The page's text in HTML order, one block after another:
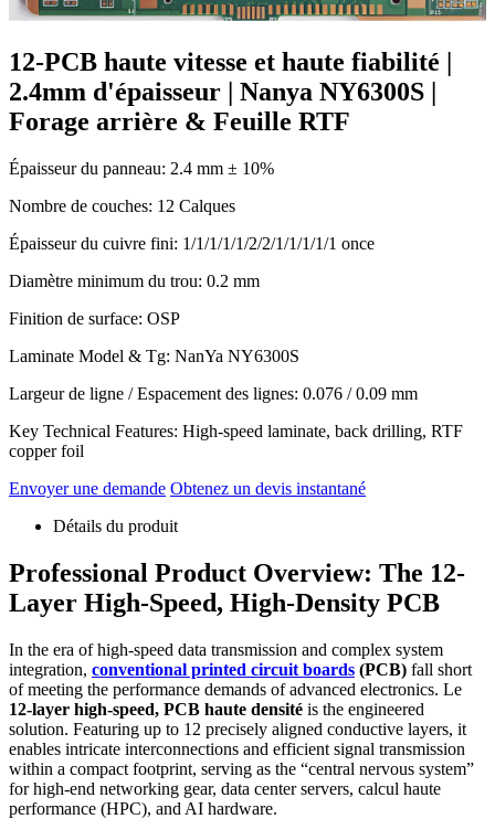
12-PCB haute vitesse et haute fiabilité |
2.4mm d'épaisseur | Nanya NY6300S |
Forage arrière & Feuille RTF
Épaisseur du panneau: 2.4 mm ± 10%
Nombre de couches: 12 Calques
Épaisseur du cuivre fini: 1/1/1/1/1/2/2/1/1/1/1/1 once
Diamètre minimum du trou: 0.2 mm
Finition de surface: OSP
Laminate Model & Tg: NanYa NY6300S
Largeur de ligne / Espacement des lignes: 0.076 / 0.09 mm
Key Technical Features: High-speed laminate, back drilling, RTF
copper foil
Envoyer une demande Obtenez un devis instantané
Détails du produit
Professional Product Overview: The 12-
Layer High-Speed, High-Density PCB
In the era of high-speed data transmission and complex system
integration, conventional printed circuit boards (PCB) fall short
of meeting the performance demands of advanced electronics. Le
12-layer high-speed, PCB haute densité is the engineered
solution. Featuring up to 12 precisely aligned conductive layers, it
enables intricate interconnections and efficient signal transmission
within a compact footprint, serving as the “central nervous system”
for high-end networking gear, data center servers, calcul haute
performance (HPC), and AI hardware.